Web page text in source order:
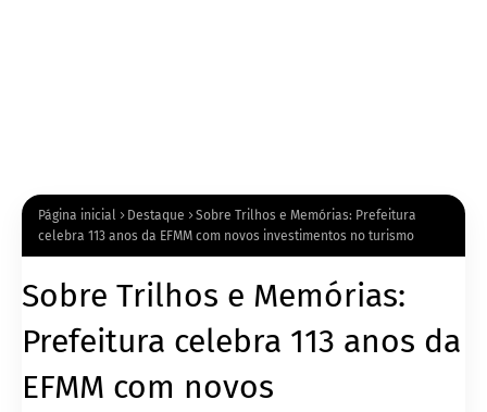
Página inicial Destaque
Sobre Trilhos e Memórias: Prefeitura
celebra 113 anos da EFMM com novos investimentos no turismo
Sobre Trilhos e Memórias:
Prefeitura celebra 113 anos da
EFMM com novos